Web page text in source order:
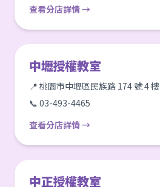
查看分店詳情 →
中壢授權教室
📍 桃園市中壢區民族路 174 號 4 樓
📞 03-493-4465
查看分店詳情 →
中正授權教室